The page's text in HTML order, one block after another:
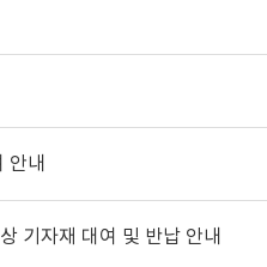
안내
기자재 대여 및 반납 안내